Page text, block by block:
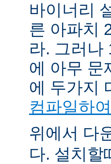
바이너리
른 아파치
라. 그러나
에 아무 문
에 두가지
컴파일하
위에서 다
다. 설치할